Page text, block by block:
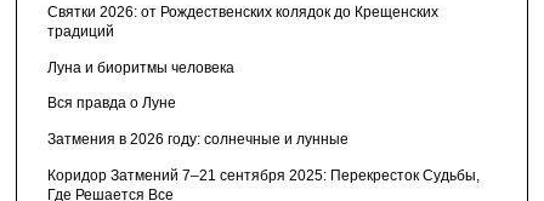
Святки 2026: от Рождественских колядок до Крещенских
традиций
Луна и биоритмы человека
Вся правда о Луне
Затмения в 2026 году: солнечные и лунные
Коридор Затмений 7–21 сентября 2025: Перекресток Судьбы,
Где Решается Все